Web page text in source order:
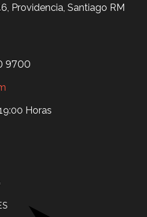
Providencia, Santiago RM
9700
Horas